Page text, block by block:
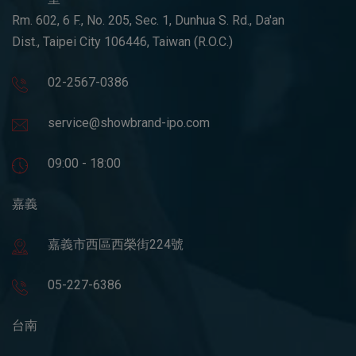
Rm. 602, 6 F., No. 205, Sec. 1, Dunhua S. Rd., Da'an
Dist., Taipei City 106446, Taiwan (R.O.C.)
02-2567-0386
service@showbrand-ipo.com
09:00 - 18:00
嘉義
嘉義市西區西榮街224號
05-227-6386
台南